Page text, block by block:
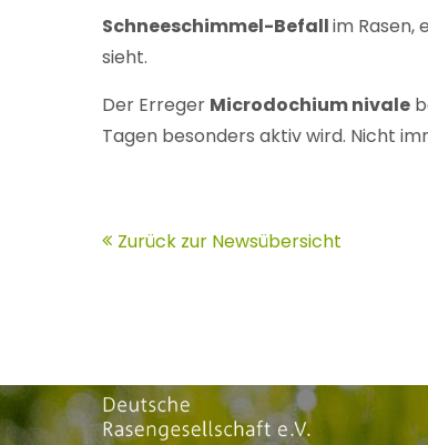
Schneeschimmel-Befallim Rasen,
sieht.
Der Erreger Microdochium nivale
Tagen besonders aktiv wird. Nicht
Zurück zur Newsübersicht